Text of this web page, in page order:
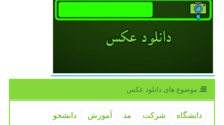
موضوع های دانلود عكس
دانشگاه شركت مد آموزش
دانشجو